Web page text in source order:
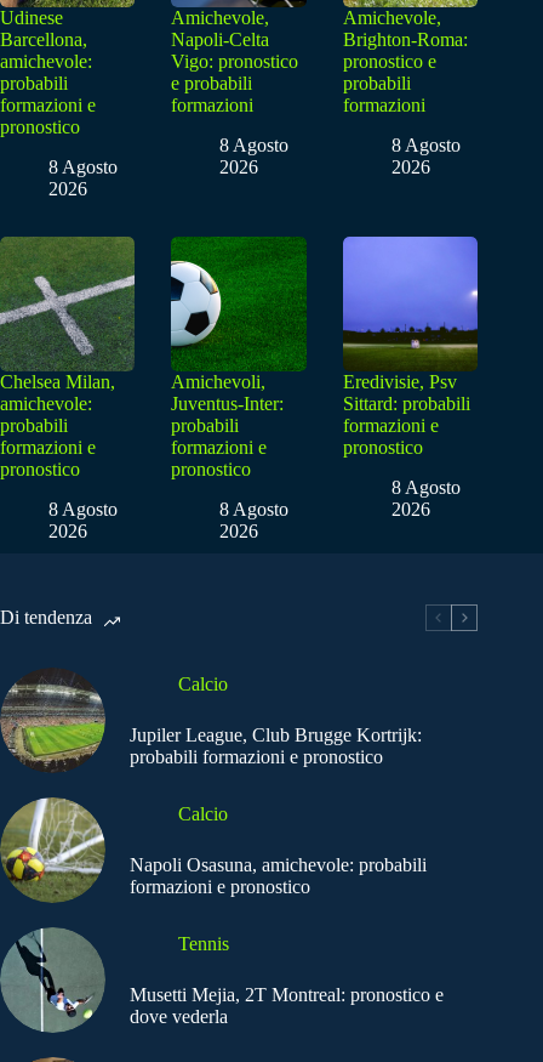
Udinese
Barcellona,
amichevole:
probabili
formazioni e
pronostico
8 Agosto
2026
Amichevole,
Napoli-Celta
Vigo: pronostico
e probabili
formazioni
8 Agosto
2026
Amichevole,
Brighton-Roma:
pronostico e
probabili
formazioni
8 Agosto
2026
Chelsea Milan,
amichevole:
probabili
formazioni e
pronostico
8 Agosto
2026
Amichevoli,
Juventus-Inter:
probabili
formazioni e
pronostico
8 Agosto
2026
Eredivisie, Psv
Sittard: probabili
formazioni e
pronostico
8 Agosto
2026
Di tendenza
Calcio
Jupiler League, Club Brugge Kortrijk:
probabili formazioni e pronostico
Calcio
Napoli Osasuna, amichevole: probabili
formazioni e pronostico
Tennis
Musetti Mejia, 2T Montreal: pronostico e
dove vederla